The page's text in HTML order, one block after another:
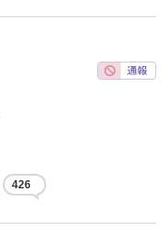
426